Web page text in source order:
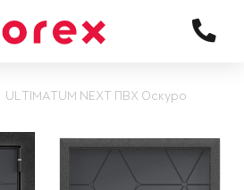
ULTIMATUM NEXT ПВХ Оскуро